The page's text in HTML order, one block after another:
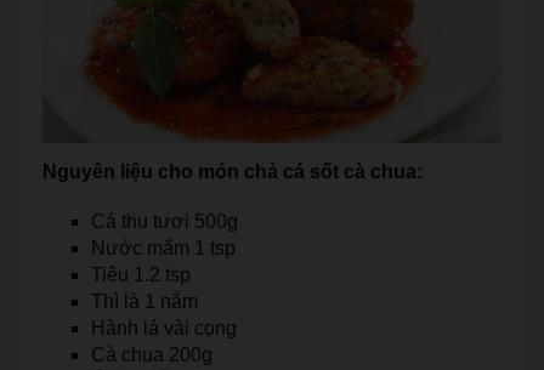
Nguyên liệu cho món chả cá sốt cà chua:
Cá thu tươi 500g
Nước mắm 1 tsp
Tiêu 1.2 tsp
Thì là 1 nắm
Hành lá vài cọng
Cà chua 200g